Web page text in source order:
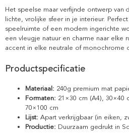
Het speelse maar verfijnde ontwerp
lichte, vrolijke sfeer in je interieur.
speelruimte of een modern ingerichte
een vleugje natuur en charme naar elke
accent in elke neutrale of monochrome
Productspecificatie
Materiaal: 240g premium mat
Formaten: 21×30 cm (A4), 30×40
70×100 cm
Lijst: Apart verkrijgbaar (in eiken,
Productie: Duurzaam gedrukt in